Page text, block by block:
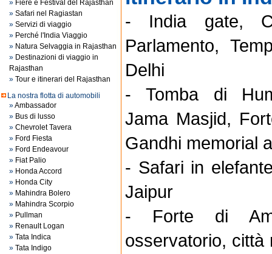
» Fiere e Festival del Rajasthan
» Safari nel Ragiastan
» Servizi di viaggio
» Perché l'India Viaggio
» Natura Selvaggia in Rajasthan
» Destinazioni di viaggio in
Rajasthan
» Tour e itinerari del Rajasthan
La nostra flotta di automobili
»Ambassador
» Bus di lusso
» Chevrolet Tavera
» Ford Fiesta
» Ford Endeavour
» Fiat Palio
» Honda Accord
» Honda City
» Mahindra Bolero
» Mahindra Scorpio
» Pullman
» Renault Logan
» Tata Indica
» Tata Indigo
- India gate,
Parlamento,
Delhi
- Tomba di
Jama Masjid,
Gandhi memorial
- Safari in
Jaipur
- Forte di
osservatorio, città